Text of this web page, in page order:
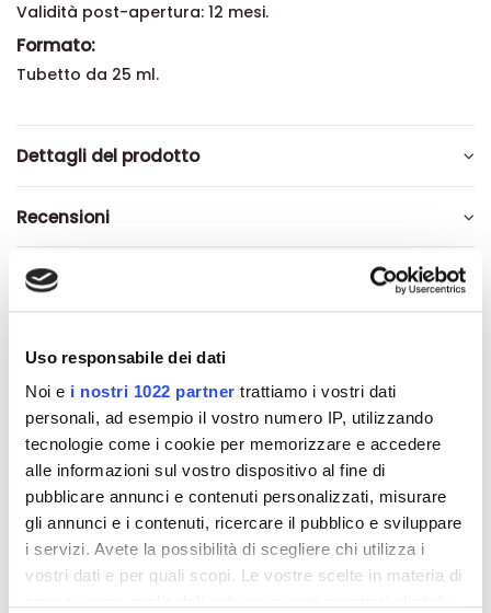
Uso responsabile dei dati
Noi e i nostri 1022 partner trattiamo i vostri dati
personali, ad esempio il vostro numero IP, utilizzando
tecnologie come i cookie per memorizzare e accedere
alle informazioni sul vostro dispositivo al fine di
pubblicare annunci e contenuti personalizzati, misurare
gli annunci e i contenuti, ricercare il pubblico e sviluppare
i servizi. Avete la possibilità di scegliere chi utilizza i
vostri dati e per quali scopi. Le vostre scelte in materia di
Validità post-apertura: 12 mesi.
Formato:
Tubetto da 25 ml.
Dettagli del prodotto
Recensioni
Altri prodotti che potrebbero
interessarti
-42% -42%